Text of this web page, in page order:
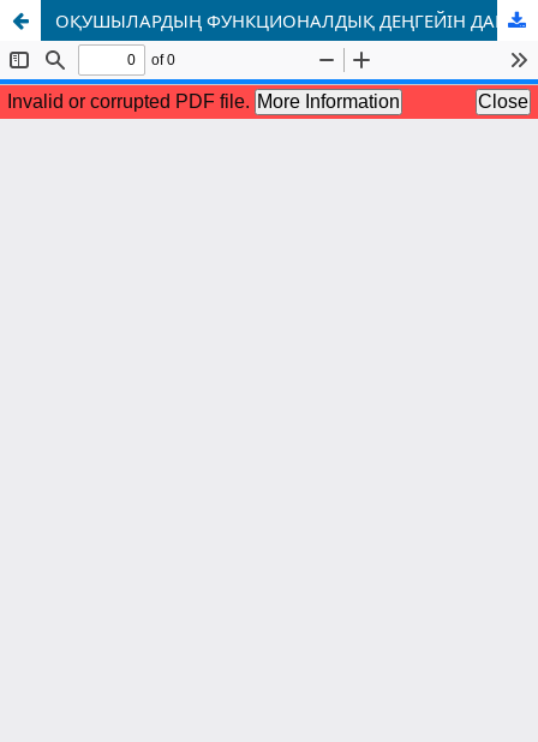
ОҚУШЫЛАРДЫҢ ФУНКЦИОНАЛДЫҚ ДЕҢГЕЙІН ДАМЫТУДАҒЫ ДЕМО-ТАПСЫРМАЛАРДЫҢ РӨЛІ